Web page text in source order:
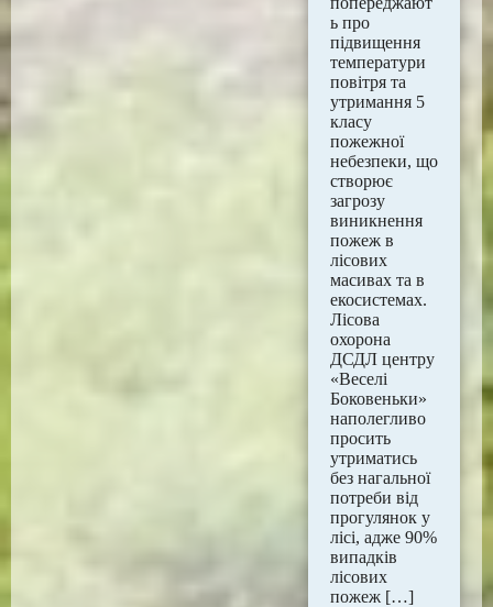
ь про
підвищення
температури
повітря та
утримання 5
класу
пожежної
небезпеки, що
створює
загрозу
виникнення
пожеж в
лісових
масивах та в
екосистемах.
Лісова
охорона
ДСДЛ центру
«Веселі
Боковеньки»
наполегливо
пpосить
утpиматись
без нагальної
потреби від
пpогулянок у
лісі, адже 90%
випадків
лісових
пожеж […]